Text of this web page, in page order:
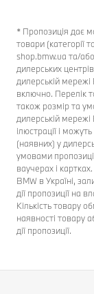
* Пропозиція дає
товари (категорії
shop.bmw.ua та/або
дилерських
дилерській
включно. Перелік
також розмір та
дилерській
ілюстрації і
(наявних) у
умовами
ваучерах і
BMW в Україні,
дії пропозиції на
Кількість товару
наявності товару
дії пропозиції.